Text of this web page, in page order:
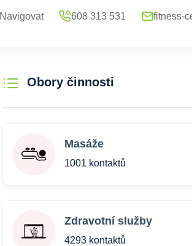
Navigovat 608 313 531 fitness-
Obory činnosti
Masáže
1001 kontaktů
Zdravotní služby
4293 kontaktů